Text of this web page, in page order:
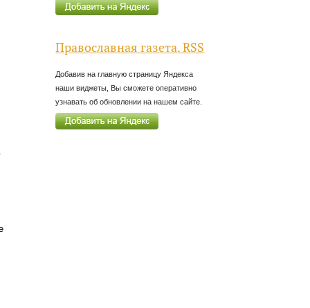
Православная газета. RSS
Добавив на главную страницу Яндекса
наши виджеты, Вы сможете оперативно
узнавать об обновлении на нашем сайте.